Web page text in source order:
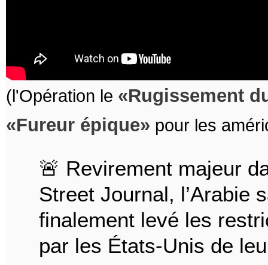
(l'Opération le
Rugissement
Fureur épique
pour les
🚨 Revirement majeur
Street Journal, l’Arabie
finalement levé les
par les États-Unis de